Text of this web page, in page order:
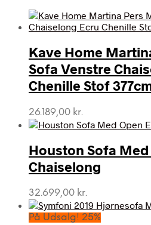
Kave Home
Sofa Venstre
Chenille Stof
26.189,00 kr.
Houston Sofa Med
Chaiselong
32.699,00 kr.
På Udsalg! 25%